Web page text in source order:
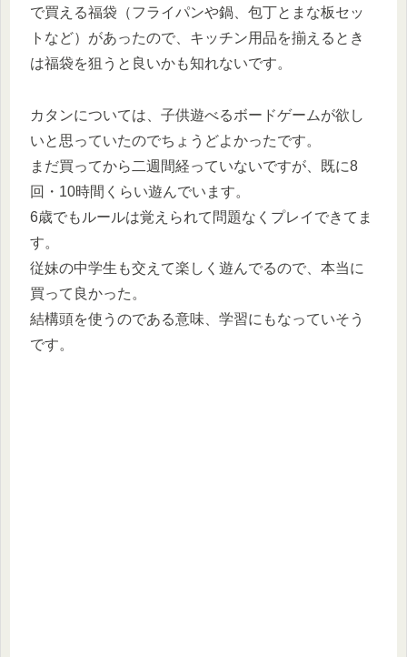
で買える福袋（フライパンや鍋、包丁とまな板セッ
トなど）があったので、キッチン用品を揃えるとき
は福袋を狙うと良いかも知れないです。
カタンについては、子供遊べるボードゲームが欲し
いと思っていたのでちょうどよかったです。
まだ買ってから二週間経っていないですが、既に8
回・10時間くらい遊んでいます。
6歳でもルールは覚えられて問題なくプレイできてま
す。
従妹の中学生も交えて楽しく遊んでるので、本当に
買って良かった。
結構頭を使うのである意味、学習にもなっていそう
です。